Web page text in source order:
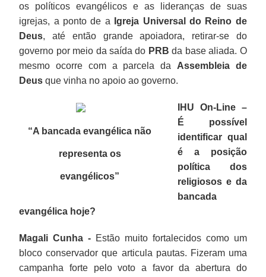
os políticos evangélicos e as lideranças de suas
igrejas, a ponto de a
Igreja Universal do Reino de
Deus, até então grande apoiadora, retirar-se do
governo por meio da saída do PRB da base aliada. O
mesmo ocorre com a parcela da Assembleia de
Deus que vinha no apoio ao governo.
“A bancada evangélica não
representa os
evangélicos”
IHU On-Line –
É possível
identificar qual
é a posição
política dos
religiosos e da
bancada
evangélica hoje?
Magali Cunha - Estão muito fortalecidos como um
bloco conservador que articula pautas. Fizeram uma
campanha forte pelo voto a favor da abertura do